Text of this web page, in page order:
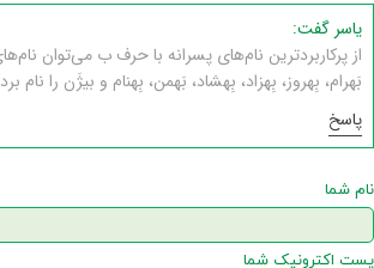
یاسر گفت:
از پرکاربردترین نام‌های پسرانه با حرف ب می‌توان
بَهرام، بِهروز، بِهزاد، بِهشاد، بَهمن، بِهنام و بیژَن را نام
پاسخ
نام شما
پست اکترونیک شما